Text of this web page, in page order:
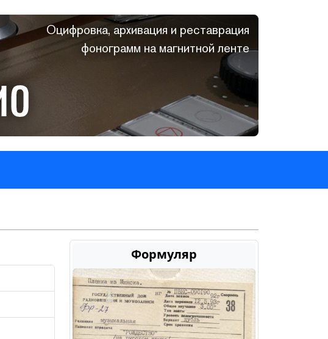
Оцифровка, архивация и реставрация
фонограмм на магнитной ленте
Формуляр